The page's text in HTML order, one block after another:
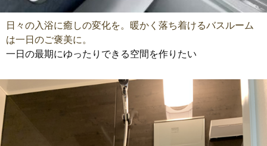
日々の入浴に癒しの変化を。暖かく落ち着けるバスルーム
は一日のご褒美に。
一日の最期にゆったりできる空間を作りたい